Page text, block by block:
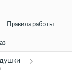
Правила работы